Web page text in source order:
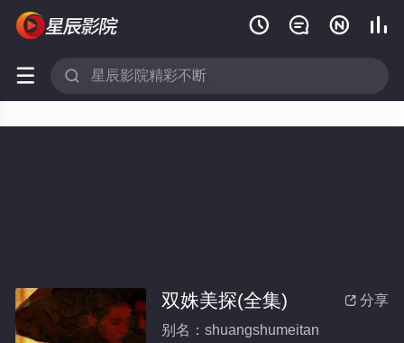
   
 
 分享
双姝美探(全集)
别名：shuangshumeitan